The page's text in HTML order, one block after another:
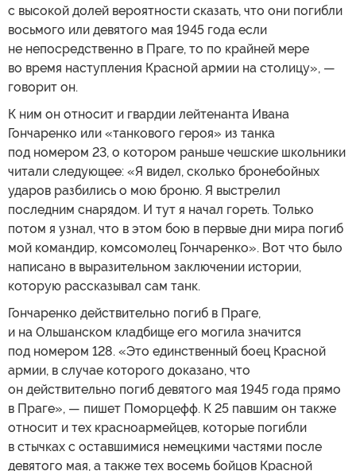
с высокой долей вероятности сказать, что они погибли
восьмого или девятого мая 1945 года если
не непосредственно в Праге, то по крайней мере
во время наступления Красной армии на столицу», —
говорит он.
К ним он относит и гвардии лейтенанта Ивана
Гончаренко или «танкового героя» из танка
под номером 23, о котором раньше чешские школьники
читали следующее: «Я видел, сколько бронебойных
ударов разбились о мою броню. Я выстрелил
последним снарядом. И тут я начал гореть. Только
потом я узнал, что в этом бою в первые дни мира погиб
мой командир, комсомолец Гончаренко». Вот что было
написано в выразительном заключении истории,
которую рассказывал сам танк.
Гончаренко действительно погиб в Праге,
и на Ольшанском кладбище его могила значится
под номером 128. «Это единственный боец Красной
армии, в случае которого доказано, что
он действительно погиб девятого мая 1945 года прямо
в Праге», — пишет Поморцефф. К 25 павшим он также
относит и тех красноармейцев, которые погибли
в стычках с оставшимися немецкими частями после
девятого мая, а также тех восемь бойцов Красной